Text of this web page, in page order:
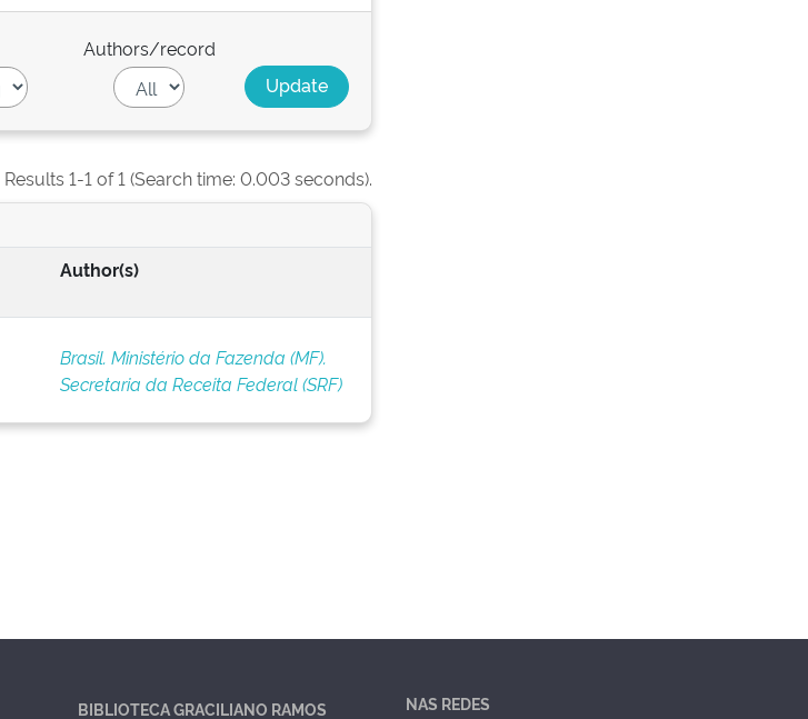
Authors/record
Results 1-1 of 1 (Search time: 0.003 seconds).
Author(s)
Brasil. Ministério da Fazenda (MF).
Secretaria da Receita Federal (SRF)
BIBLIOTECA GRACILIANO RAMOS NAS REDES